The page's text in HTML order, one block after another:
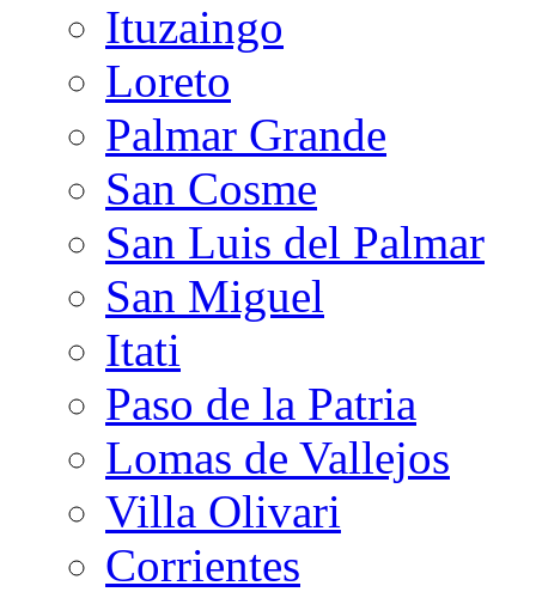
Ituzaingo
Loreto
Palmar Grande
San Cosme
San Luis del Palmar
San Miguel
Itati
Paso de la Patria
Lomas de Vallejos
Villa Olivari
Corrientes